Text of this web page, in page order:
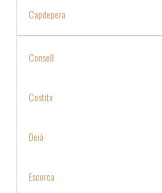
Capdepera
Consell
Costitx
Deià
Escorca